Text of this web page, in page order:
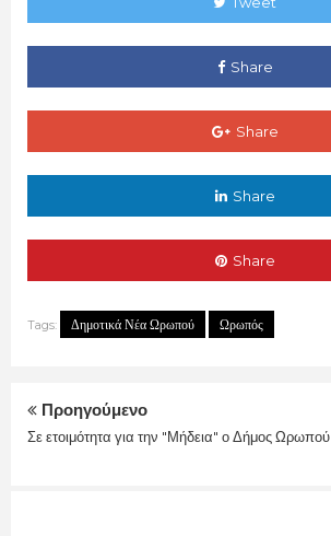
Share
Share
Share
Share
Tags: Δημοτικά Νέα Ωρωπού Ωρωπός
Προηγούμενο
Σε ετοιμότητα για την "Μήδεια" ο Δήμος Ωρωπού